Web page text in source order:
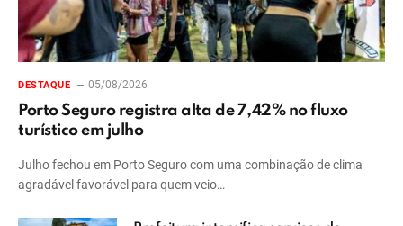
DESTAQUE 05/08/2026
Porto Seguro registra alta de 7,42% no fluxo
turístico em julho
Julho fechou em Porto Seguro com uma combinação de clima
agradável favorável para quem veio…